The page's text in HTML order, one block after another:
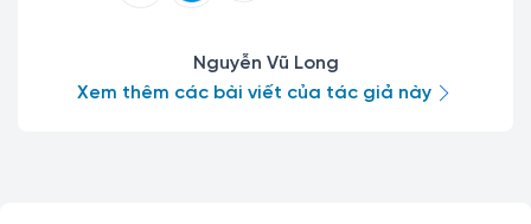
Nguyễn Vũ Long
Xem thêm các bài viết của tác giả này